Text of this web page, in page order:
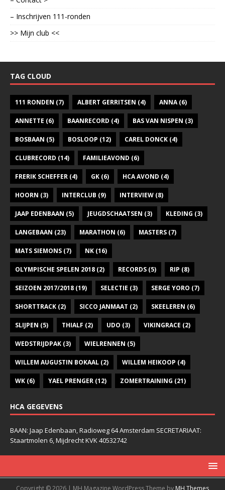
– Inschrijven 111-ronden
>> Mijn club <<
TAG CLOUD
111 RONDEN (7) ALBERT GERRITSEN (4) ANNA(6)
ANNETTE (6) BAANRECORD (4) BAS VAN NISPEN (3)
BOSBAAN (5) BOSLOOP (12) CAREL DONCK (4)
CLUBRECORD (14) FAMILIEAVOND (6)
FRERIK SCHEFFER (4) GK (6) HCA AVOND (4)
HOORN (3) INTERCLUB (9) INTERVIEW (8)
JAAP EDENBAAN (5) JEUGDSCHAATSEN (3) KLEDING (3)
LANGEBAAN (23) MARATHON (6) MASTERS (7)
MATS SIEMONS (7) NK (16)
OLYMPISCHE SPELEN 2018 (2) RECORDS (5) RIP (8)
SEIZOEN 2017/2018 (19) SELECTIE (3) SERGE YORO (7)
SHORTTRACK (2) SICCO JANMAAT (2) SKEELEREN (6)
SLIJPEN (5) THIALF (2) UDO (3) VIKINGRACE (2)
WEDSTRIJDPAK (3) WIELRENNEN (5)
WILLEM AUGUSTIN BOKAAL (2) WILLEM HEIKOOP (4)
WK (6) YAEL PRENGER (12) ZOMERTRAINING (21)
HCA GEGEVENS
BAAN: Jaap Edenbaan, Radioweg 64 Amsterdam SECRETARIAAT:
Staartmolen 6, Mijdrecht KVK 40532742
Copyright © 2026 | MH Magazine WordPress Theme by MH Themes